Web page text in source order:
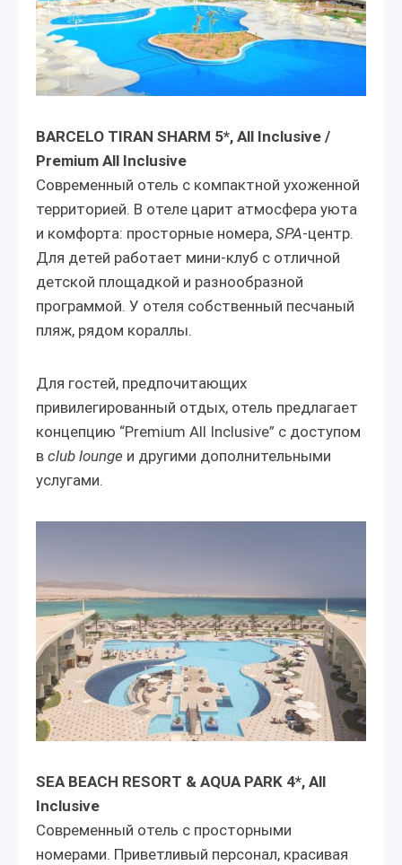
BARCELO TIRAN SHARM 5*, All Inclusive /
Premium All Inclusive
Современный отель с компактной ухоженной
территорией. В отеле царит атмосфера уюта
и комфорта: просторные номера, SPA-центр.
Для детей работает мини-клуб с отличной
детской площадкой и разнообразной
программой. У отеля собственный песчаный
пляж, рядом кораллы.
Для гостей, предпочитающих
привилегированный отдых, отель предлагает
концепцию “Premium All Inclusive” с доступом
в club lounge и другими дополнительными
услугами.
SEA BEACH RESORT & AQUA PARK 4*, All
Inclusive
Современный отель с просторными
номерами. Приветливый персонал, красивая